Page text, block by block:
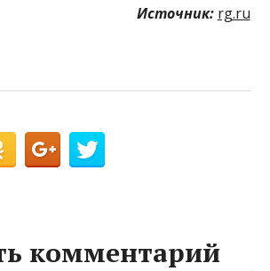
Источник: rg.ru
комментарий